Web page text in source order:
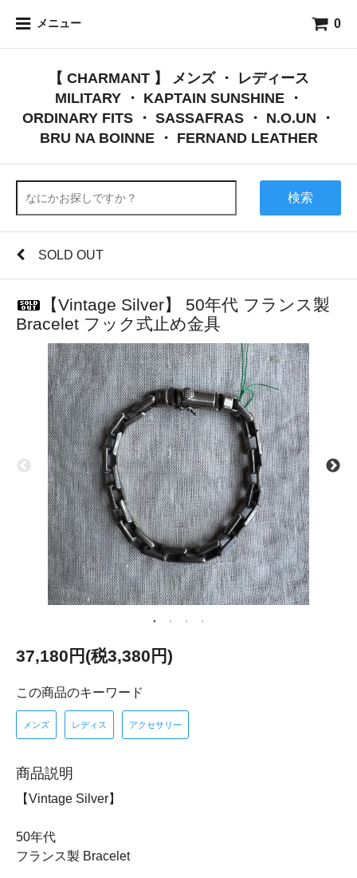
メニュー 0
【 CHARMANT 】 メンズ ・ レディース
MILITARY ・ KAPTAIN SUNSHINE ・
ORDINARY FITS ・ SASSAFRAS ・ N.O.UN ・
BRU NA BOINNE ・ FERNAND LEATHER
検索
SOLD OUT
【Vintage Silver】 50年代 フランス製
Bracelet フック式止め金具
37,180円(税3,380円)
この商品のキーワード
メンズ レディス アクセサリー
商品説明
【Vintage Silver】
50年代
フランス製 Bracelet